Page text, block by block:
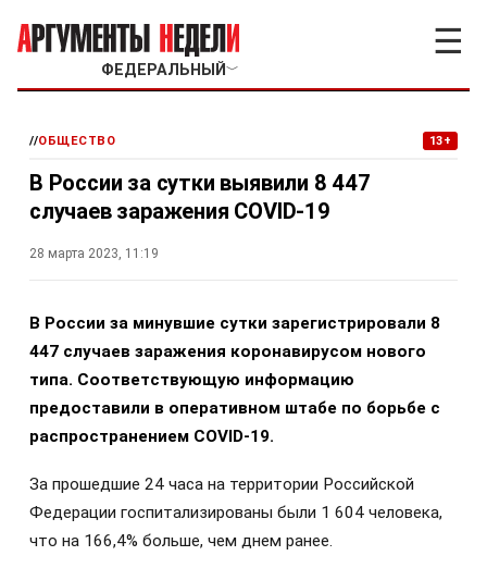
ФЕДЕРАЛЬНЫЙ ﹀
☰
//ОБЩЕСТВО 13+
В России за сутки выявили 8 447
случаев заражения COVID-19
28 марта 2023, 11:19
В России за минувшие сутки зарегистрировали 8
447 случаев заражения коронавирусом нового
типа. Соответствующую информацию
предоставили в оперативном штабе по борьбе с
распространением COVID-19.
За прошедшие 24 часа на территории Российской
Федерации госпитализированы были 1 604 человека,
что на 166,4% больше, чем днем ранее.